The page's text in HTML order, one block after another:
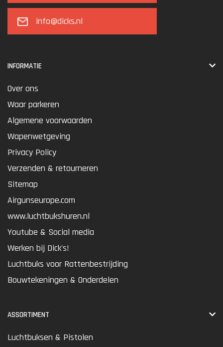
info@dicks.nl
INFORMATIE
Over ons
Waar parkeren
Algemene voorwaarden
Wapenwetgeving
Privacy Policy
Verzenden & retourneren
Sitemap
Airgunseurope.com
www.luchtbukshuren.nl
Youtube & Social media
Werken bij Dick's!
Luchtbuks voor Rattenbestrijding
Bouwtekeningen & Onderdelen
ASSORTIMENT
Luchtbuksen & Pistolen